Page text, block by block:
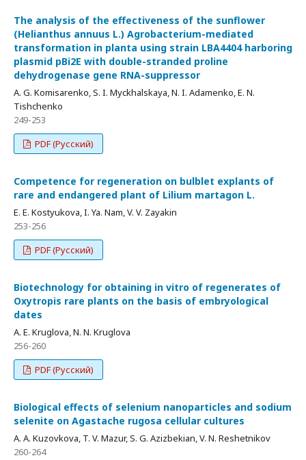
The analysis of the effectiveness of the sunflower
(Helianthus annuus L.) Agrobacterium-mediated
transformation in planta using strain LBA4404 harboring
plasmid pBi2E with double-stranded proline
dehydrogenase gene RNA-suppressor
A. G. Komisarenko, S. I. Myckhalskaya, N. I. Adamenko, E. N.
Tishchenko
249-253
PDF (Русский)
Competence for regeneration on bulblet explants of
rare and endangered plant of Lilium martagon L.
E. E. Kostyukova, I. Ya. Nam, V. V. Zayakin
253-256
PDF (Русский)
Biotechnology for obtaining in vitro of regenerates of
Oxytropis rare plants on the basis of embryological
dates
A. E. Kruglova, N. N. Kruglova
256-260
PDF (Русский)
Biological effects of selenium nanoparticles and sodium
selenite on Agastache rugosa cellular cultures
A. A. Kuzovkova, T. V. Mаzur, S. G. Azizbekian, V. N. Reshetnikov
260-264